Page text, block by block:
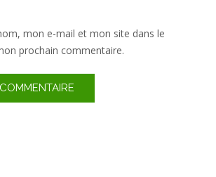
mon e-mail et mon site dans le
prochain commentaire.